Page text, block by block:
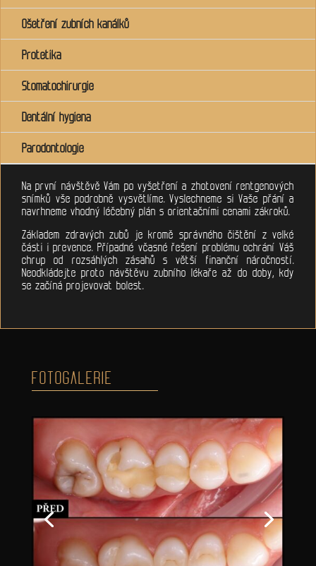
Ošetření zubních kanálků
Protetika
Stomatochirurgie
Dentální hygiena
Parodontologie
Na první návštěvě Vám po vyšetření a zhotovení rentgenových
snímků vše podrobně vysvětlíme. Vyslechneme si Vaše přání a
navrhneme vhodný léčebný plán s orientačními cenami zákroků.
Základem zdravých zubů je kromě správného čištění z velké
části i prevence. Případné včasné řešení problému ochrání Váš
chrup od rozsáhlých zásahů s větší finanční náročností.
Neodkládejte proto návštěvu zubního lékaře až do doby, kdy
se začíná projevovat bolest.
FOTOGALERIE